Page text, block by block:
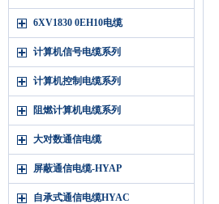
6XV1830 0EH10电缆
计算机信号电缆系列
计算机控制电缆系列
阻燃计算机电缆系列
大对数通信电缆
屏蔽通信电缆-HYAP
自承式通信电缆HYAC